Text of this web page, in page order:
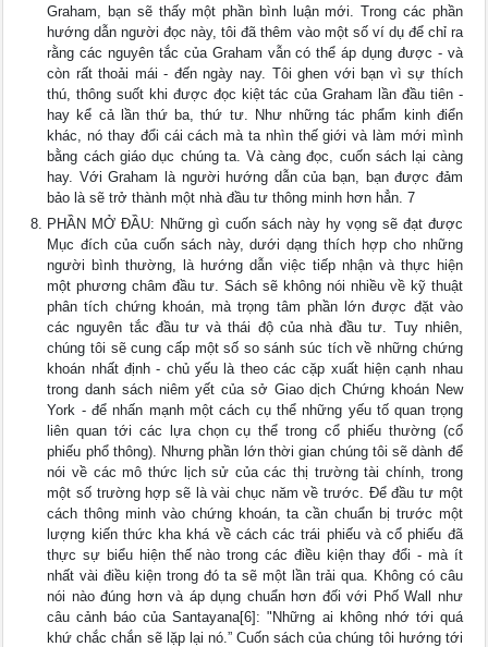
Graham, bạn sẽ thấy một phần bình luận mới. Trong các phần
hướng dẫn người đọc này, tôi đã thêm vào một số ví dụ để chỉ ra
rằng các nguyên tắc của Graham vẫn có thể áp dụng được - và
còn rất thoải mái - đến ngày nay. Tôi ghen với bạn vì sự thích
thú, thông suốt khi được đọc kiệt tác của Graham lần đầu tiên -
hay kể cả lần thứ ba, thứ tư. Như những tác phẩm kinh điển
khác, nó thay đổi cái cách mà ta nhìn thế giới và làm mới mình
bằng cách giáo dục chúng ta. Và càng đọc, cuốn sách lại càng
hay. Với Graham là người hướng dẫn của bạn, bạn được đảm
bảo là sẽ trở thành một nhà đầu tư thông minh hơn hẳn. 7
PHẦN MỞ ĐẦU: Những gì cuốn sách này hy vọng sẽ đạt được
Mục đích của cuốn sách này, dưới dạng thích hợp cho những
người bình thường, là hướng dẫn việc tiếp nhận và thực hiện
một phương châm đầu tư. Sách sẽ không nói nhiều về kỹ thuật
phân tích chứng khoán, mà trọng tâm phần lớn được đặt vào
các nguyên tắc đầu tư và thái độ của nhà đầu tư. Tuy nhiên,
chúng tôi sẽ cung cấp một số so sánh súc tích về những chứng
khoán nhất định - chủ yếu là theo các cặp xuất hiện cạnh nhau
trong danh sách niêm yết của sở Giao dịch Chứng khoán New
York - để nhấn mạnh một cách cụ thể những yếu tố quan trọng
liên quan tới các lựa chọn cụ thể trong cổ phiếu thường (cổ
phiếu phổ thông). Nhưng phần lớn thời gian chúng tôi sẽ dành để
nói về các mô thức lịch sử của các thị trường tài chính, trong
một số trường hợp sẽ là vài chục năm về trước. Để đầu tư một
cách thông minh vào chứng khoán, ta cần chuẩn bị trước một
lượng kiến thức kha khá về cách các trái phiếu và cổ phiếu đã
thực sự biểu hiện thế nào trong các điều kiện thay đổi - mà ít
nhất vài điều kiện trong đó ta sẽ một lần trải qua. Không có câu
nói nào đúng hơn và áp dụng chuẩn hơn đối với Phố Wall như
câu cảnh báo của Santayana[6]: "Những ai không nhớ tới quá
khứ chắc chắn sẽ lặp lại nó.” Cuốn sách của chúng tôi hướng tới